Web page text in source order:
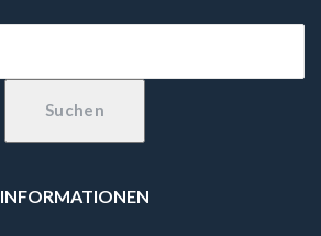
Suche
Suchen
INFORMATIONEN